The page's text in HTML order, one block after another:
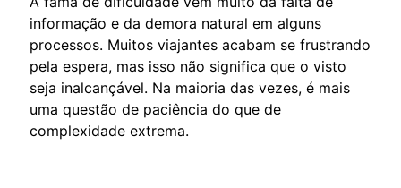
informação e da demora natural em alguns
processos. Muitos viajantes acabam se frustrando
pela espera, mas isso não significa que o visto
seja inalcançável. Na maioria das vezes, é mais
uma questão de paciência do que de
complexidade extrema.